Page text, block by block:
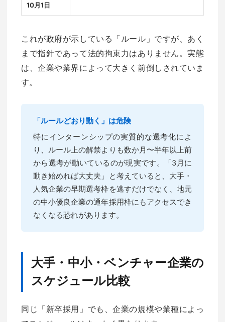
10月1日
これが政府が示している「ルール」ですが、あく
まで指針であって法的拘束力はありません。実態
は、企業や業界によって大きく前倒しされていま
す。
「ルールどおり動く」は危険
特にインターンシップの実質的な選考化によ
り、ルール上の解禁よりも数か月〜半年以上前
から選考が動いているのが現実です。「3月に
動き始めれば大丈夫」と考えていると、大手・
人気企業の早期選考枠を逃すだけでなく、地元
の中小優良企業の通年採用枠にもアクセスでき
なくなる恐れがあります。
大手・中小・ベンチャー企業の
スケジュール比較
同じ「新卒採用」でも、企業の規模や業種によっ